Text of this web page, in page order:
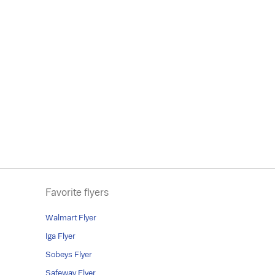
Favorite flyers
Walmart Flyer
Iga Flyer
Sobeys Flyer
Safeway Flyer